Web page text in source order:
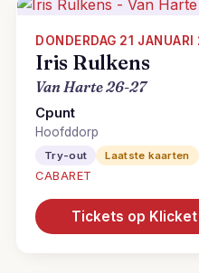
DONDERDAG 21
Iris Rulkens
Van Harte 26-27
Cpunt
Hoofddorp
Try-out Laatste kaarten
CABARET
Tickets op Klicket